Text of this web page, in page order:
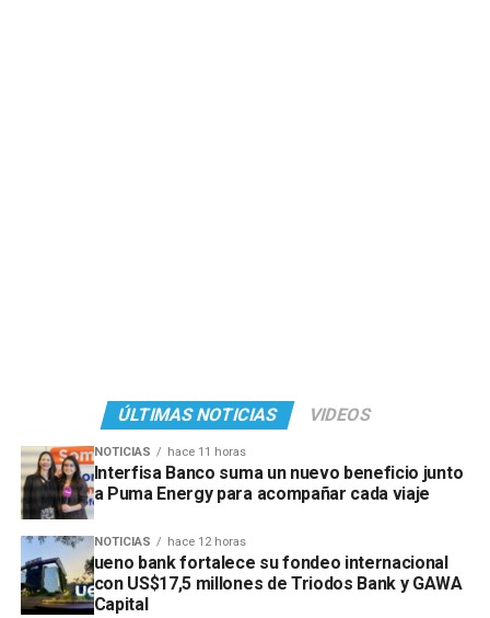
ÚLTIMAS NOTICIAS VIDEOS
NOTICIAS hace 11 horas
Interfisa Banco suma un nuevo beneficio junto
a Puma Energy para acompañar cada viaje
NOTICIAS hace 12 horas
ueno bank fortalece su fondeo internacional
con US$17,5 millones de Triodos Bank y GAWA
Capital